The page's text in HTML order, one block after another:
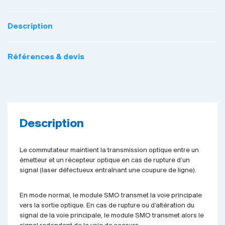
Description
Références & devis
Description
Le commutateur maintient la transmission optique entre un
émetteur et un récepteur optique en cas de rupture d’un
signal (laser défectueux entraînant une coupure de ligne).
En mode normal, le module SMO transmet la voie principale
vers la sortie optique. En cas de rupture ou d’altération du
signal de la voie principale, le module SMO transmet alors le